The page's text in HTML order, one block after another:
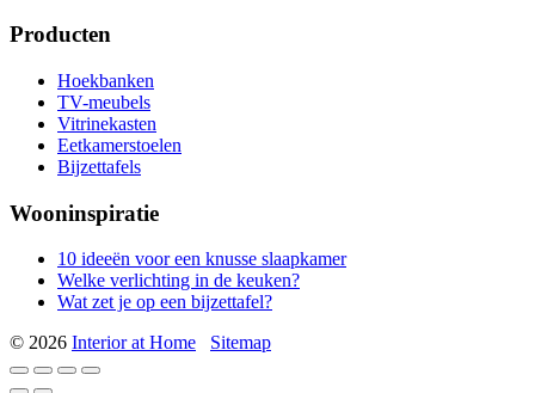
Producten
Hoekbanken
TV-meubels
Vitrinekasten
Eetkamerstoelen
Bijzettafels
Wooninspiratie
10 ideeën voor een knusse slaapkamer
Welke verlichting in de keuken?
Wat zet je op een bijzettafel?
© 2026 Interior at Home Sitemap